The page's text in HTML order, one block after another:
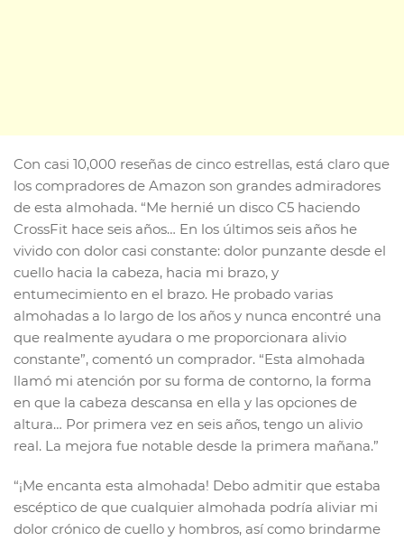
Con casi 10,000 reseñas de cinco estrellas, está claro que
los compradores de Amazon son grandes admiradores
de esta almohada. “Me hernié un disco C5 haciendo
CrossFit hace seis años… En los últimos seis años he
vivido con dolor casi constante: dolor punzante desde el
cuello hacia la cabeza, hacia mi brazo, y
entumecimiento en el brazo. He probado varias
almohadas a lo largo de los años y nunca encontré una
que realmente ayudara o me proporcionara alivio
constante”, comentó un comprador. “Esta almohada
llamó mi atención por su forma de contorno, la forma
en que la cabeza descansa en ella y las opciones de
altura… Por primera vez en seis años, tengo un alivio
real. La mejora fue notable desde la primera mañana.”
“¡Me encanta esta almohada! Debo admitir que estaba
escéptico de que cualquier almohada podría aliviar mi
dolor crónico de cuello y hombros, así como brindarme